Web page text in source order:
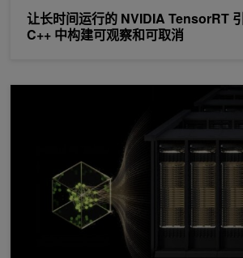
让长时间运行的 NVIDIA TensorRT
C++ 中构建可观察和可取消
在 NVIDIA GB300 NVL72 上进行 MoE 预